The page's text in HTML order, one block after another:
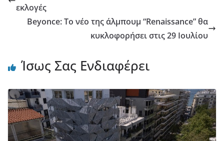
εκλογές
Beyonce: Το νέο της άλμπουμ “Renaissance” θα
κυκλοφορήσει στις 29 Ιουλίου
Ίσως Σας Ενδιαφέρει